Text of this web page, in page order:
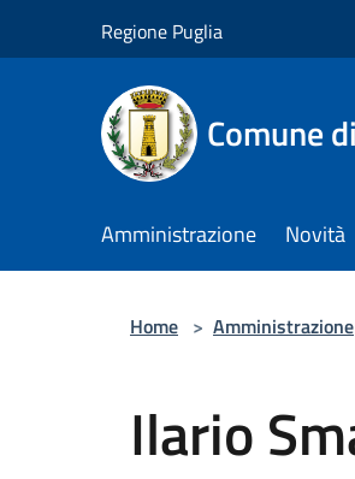
Regione Puglia
Comune
Amministrazione Novità
Home > Amministrazione
Ilario